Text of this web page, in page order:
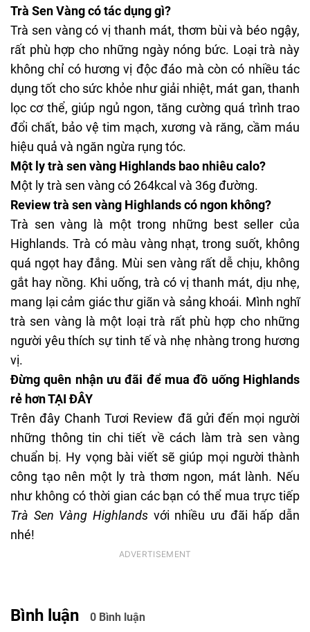
Trà Sen Vàng có tác dụng gì?
Trà sen vàng có vị thanh mát, thơm bùi và béo ngậy,
rất phù hợp cho những ngày nóng bức. Loại trà này
không chỉ có hương vị độc đáo mà còn có nhiều tác
dụng tốt cho sức khỏe như giải nhiệt, mát gan, thanh
lọc cơ thể, giúp ngủ ngon, tăng cường quá trình trao
đổi chất, bảo vệ tim mạch, xương và răng, cầm máu
hiệu quả và ngăn ngừa rụng tóc.
Một ly trà sen vàng Highlands bao nhiêu calo?
Một ly trà sen vàng có 264kcal và 36g đường.
Review trà sen vàng Highlands có ngon không?
Trà sen vàng là một trong những best seller của
Highlands. Trà có màu vàng nhạt, trong suốt, không
quá ngọt hay đắng. Mùi sen vàng rất dễ chịu, không
gắt hay nồng. Khi uống, trà có vị thanh mát, dịu nhẹ,
mang lại cảm giác thư giãn và sảng khoái. Mình nghĩ
trà sen vàng là một loại trà rất phù hợp cho những
người yêu thích sự tinh tế và nhẹ nhàng trong hương
vị.
Đừng quên nhận ưu đãi để mua đồ uống Highlands
rẻ hơnTẠI ĐÂY
Trên đây Chanh Tươi Review đã gửi đến mọi người
những thông tin chi tiết về cách làm trà sen vàng
chuẩn bị. Hy vọng bài viết sẽ giúp mọi người thành
công tạo nên một ly trà thơm ngon, mát lành. Nếu
như không có thời gian các bạn có thể mua trực tiếp
Trà Sen Vàng Highlands với nhiều ưu đãi hấp dẫn
nhé!
Bình luận 0 Bình luận